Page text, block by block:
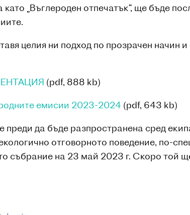
„Въглероден отпечатък“, ще бъде
целия ни подход по прозрачен начин и
(pdf, 888 kb)
емисии 2023-2024 (pdf, 643 kb)
преди да бъде разпространена сред
отговорното поведение, по-
събрание на 23 май 2023 г. Скоро той